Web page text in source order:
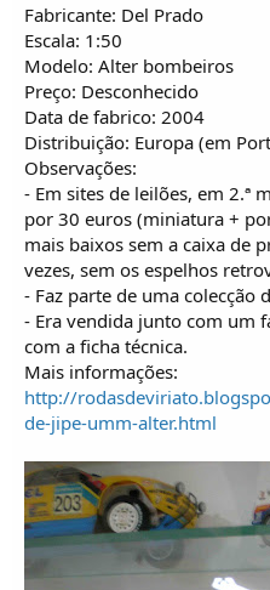
Fabricante: Del Prado
Escala: 1:50
Modelo: Alter bombeiros
Preço: Desconhecido
Data de fabrico: 2004
Distribuição: Europa (em
Observações:
- Em sites de leilões, em 2.ª
por 30 euros (miniatura +
mais baixos sem a caixa de
vezes, sem os espelhos
- Faz parte de uma colecção
- Era vendida junto com um
com a ficha técnica.
Mais informações:
http://
de-jipe-umm-alter.html